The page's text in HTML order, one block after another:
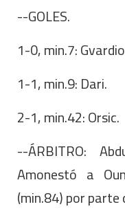
--GOLES.
1-0, min.7:
1-1, min.9: Dari.
2-1, min.42: Orsic.
--ÁRBITRO:
Amonestó a
(min.84) por